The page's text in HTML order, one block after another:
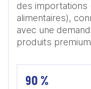
des importations
alimentaires),
avec une
produits
90 %